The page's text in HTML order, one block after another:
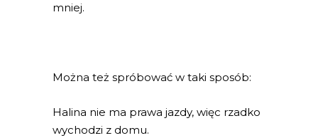
mniej.
Można też spróbować w taki sposób:
Halina nie ma prawa jazdy, więc rzadko
wychodzi z domu.